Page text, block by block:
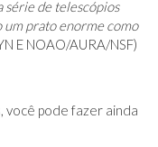
série de telescópios
um prato enorme como
E NOAO/AURA/NSF)
você pode fazer ainda